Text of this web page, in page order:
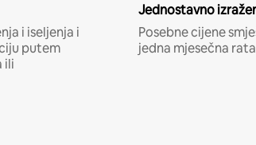
i iseljenja i
putem
ili
Jednostavno
Posebne cijene
jedna mjesečna